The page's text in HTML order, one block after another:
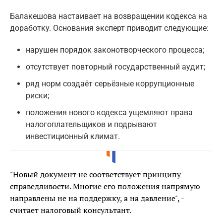
Балакешова настаивает на возвращении кодекса на
доработку. Основания эксперт приводит следующие:
нарушен порядок законотворческого процесса;
отсутствует повторный государственный аудит;
ряд норм создаёт серьёзные коррупционные
риски;
положения нового кодекса ущемляют права
налогоплательщиков и подрывают
инвестиционный климат.
"Новый документ не соответствует принципу
справедливости. Многие его положения напрямую
направлены не на поддержку, а на давление", -
считает налоговый консультант.